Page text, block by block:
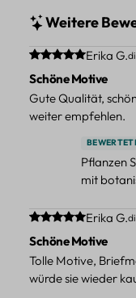
Weitere
Durchschnittliche
Erika G.
Schöne Motive
Gute Qualität,
weiter empfehlen.
Pflanzen
mit
Durchschnittliche
Erika G.
Schöne Motive
Tolle Motive,
würde sie wieder